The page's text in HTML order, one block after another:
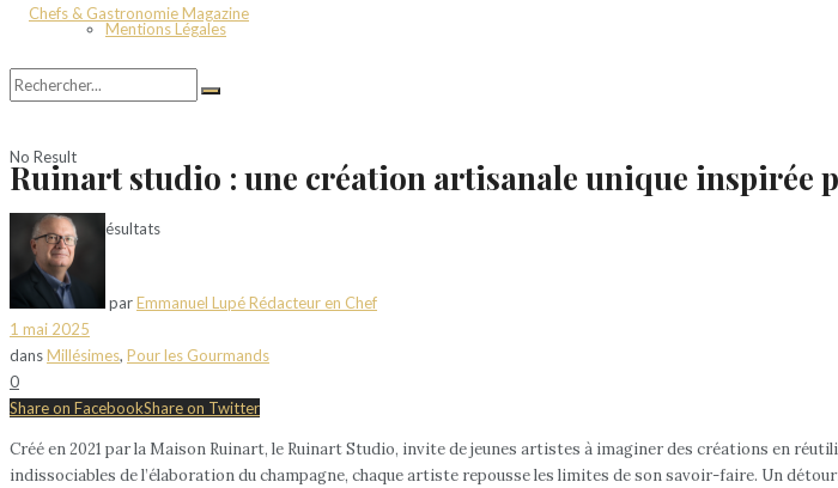
Mentions Légales
No Result
Voir tous les résultats
Ruinart studio : une création artisanale unique inspirée
parEmmanuel Lupé Rédacteur en Chef
1 mai 2025
dansMillésimes, Pour les Gourmands
0
Share on FacebookShare on Twitter
Créé en 2021 par la Maison Ruinart, le Ruinart Studio, invite de jeunes artistes à imaginer des créations en
indissociables de l’élaboration du champagne, chaque artiste repousse les limites de son savoir-faire. Un